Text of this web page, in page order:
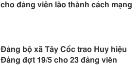
cho đảng viên lão thành cách mạng
Đảng bộ xã Tây Cốc trao Huy hiệu
Đảng đợt 19/5 cho 23 đảng viên